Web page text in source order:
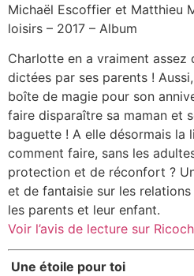
Michaël Escoffier et Matthieu
loisirs – 2017 – Album
Charlotte en a vraiment assez
dictées par ses parents !
boîte de magie pour son
faire disparaître sa maman et
baguette ! A elle désormais la
comment faire, sans les
protection et de réconfort ?
et de fantaisie sur les
les parents et leur enfant.
Voir l’avis de lecture sur
Une étoile pour toi